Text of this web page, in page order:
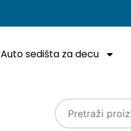
Auto sedišta za decu